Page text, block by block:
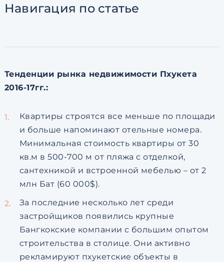
Навигация по статье
Тенденции рынка недвижимости Пхукета
2016-17гг.:
Квартиры строятся все меньше по площади
и больше напоминают отельные номера.
Минимальная стоимость квартиры от 30
кв.м в 500-700 м от пляжа с отделкой,
сантехникой и встроенной мебелью – от 2
млн Бат (60 000$).
За последние несколько лет среди
застройщиков появились крупные
Бангкокские компании с большим опытом
строительства в столице. Они активно
рекламируют пхукетские объекты в
Согласен с